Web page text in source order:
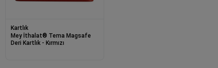
Kartlık
Mey İthalat® Tema Magsafe
Deri Kartlık - Kırmızı